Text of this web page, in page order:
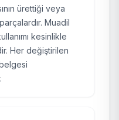
ürettiği veya
Muadil
kesinlikle
Her değiştirilen